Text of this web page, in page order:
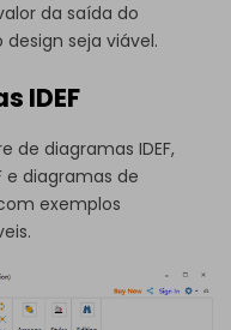
da saída do
seja viável.
IDEF
de diagramas IDEF,
e diagramas de
exemplos